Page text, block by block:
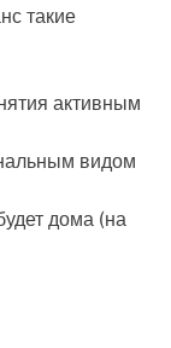
такие
активным
видом
дома (на